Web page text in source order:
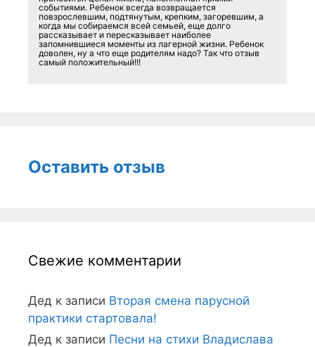
событиями. Ребенок всегда возвращается
повзрослевшим, подтянутым, крепким, загоревшим, а
когда мы собираемся всей семьей, еще долго
рассказывает и пересказывает наиболее
запомнившиеся моменты из лагерной жизни. Ребенок
доволен, ну а что еще родителям надо? Так что отзыв
самый положительный!!!
Оставить отзыв
Свежие комментарии
Дед к записи Вторая смена парусной
практики стартовала!
Дед к записи Песни на стихи Владислава